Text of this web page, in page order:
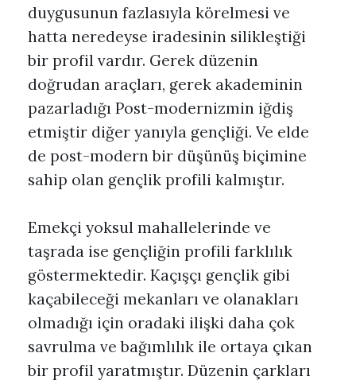
duygusunun fazlasıyla körelmesi ve
hatta neredeyse iradesinin silikleştiği
bir profil vardır. Gerek düzenin
doğrudan araçları, gerek akademinin
pazarladığı Post-modernizmin iğdiş
etmiştir diğer yanıyla gençliği. Ve elde
de post-modern bir düşünüş biçimine
sahip olan gençlik profili kalmıştır.
Emekçi yoksul mahallelerinde ve
taşrada ise gençliğin profili farklılık
göstermektedir. Kaçışçı gençlik gibi
kaçabileceği mekanları ve olanakları
olmadığı için oradaki ilişki daha çok
savrulma ve bağımlılık ile ortaya çıkan
bir profil yaratmıştır. Düzenin çarkları